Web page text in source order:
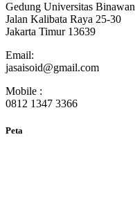
Gedung Universitas Binawan
Jalan Kalibata Raya 25-30
Jakarta Timur 13639
Email:
jasaisoid@gmail.com
Mobile :
0812 1347 3366
Peta